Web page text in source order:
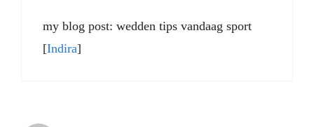
my blog post: wedden tips vandaag sport
[Indira]